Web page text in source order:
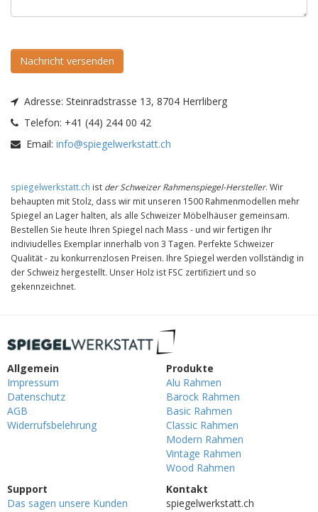
Nachricht versenden
Adresse: Steinradstrasse 13, 8704 Herrliberg
Telefon: +41 (44) 244 00 42
Email: info@spiegelwerkstatt.ch
spiegelwerkstatt.ch ist der Schweizer Rahmenspiegel-Hersteller. Wir
behaupten mit Stolz, dass wir mit unseren 1500 Rahmenmodellen mehr
Spiegel an Lager halten, als alle Schweizer Möbelhäuser gemeinsam.
Bestellen Sie heute Ihren Spiegel nach Mass - und wir fertigen Ihr
indiviudelles Exemplar innerhalb von 3 Tagen. Perfekte Schweizer
Qualität - zu konkurrenzlosen Preisen. Ihre Spiegel werden vollständig in
der Schweiz hergestellt. Unser Holz ist FSC zertifiziert und so
gekennzeichnet.
Allgemein
Impressum
Datenschutz
AGB
Widerrufsbelehrung
Produkte
Alu Rahmen
Barock Rahmen
Basic Rahmen
Classic Rahmen
Modern Rahmen
Vintage Rahmen
Wood Rahmen
Support
Das sagen unsere Kunden
Kontakt
spiegelwerkstatt.ch